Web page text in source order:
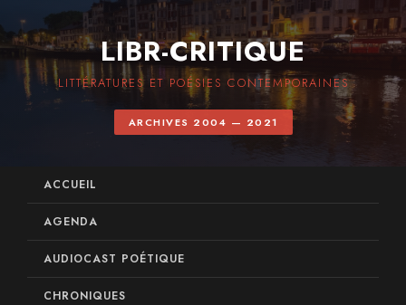
LIBR-CRITIQUE
LITTÉRATURES ET POÉSIES CONTEMPORAINES
ARCHIVES 2004 — 2021
ACCUEIL
AGENDA
AUDIOCAST POÉTIQUE
CHRONIQUES